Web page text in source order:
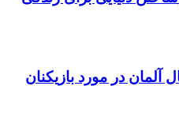
آلمان در مورد بازیکنان